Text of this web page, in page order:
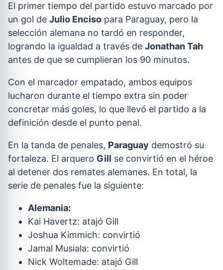
El primer tiempo del partido estuvo marcado por
un gol de Julio Enciso para Paraguay, pero la
selección alemana no tardó en responder,
logrando la igualdad a través de Jonathan Tah
antes de que se cumplieran los 90 minutos.
Con el marcador empatado, ambos equipos
lucharon durante el tiempo extra sin poder
concretar más goles, lo que llevó el partido a la
definición desde el punto penal.
En la tanda de penales, Paraguay demostró su
fortaleza. El arquero Gill se convirtió en el héroe
al detener dos remates alemanes. En total, la
serie de penales fue la siguiente:
Alemania:
Kai Havertz: atajó Gill
Joshua Kimmich: convirtió
Jamal Musiala: convirtió
Nick Woltemade: atajó Gill